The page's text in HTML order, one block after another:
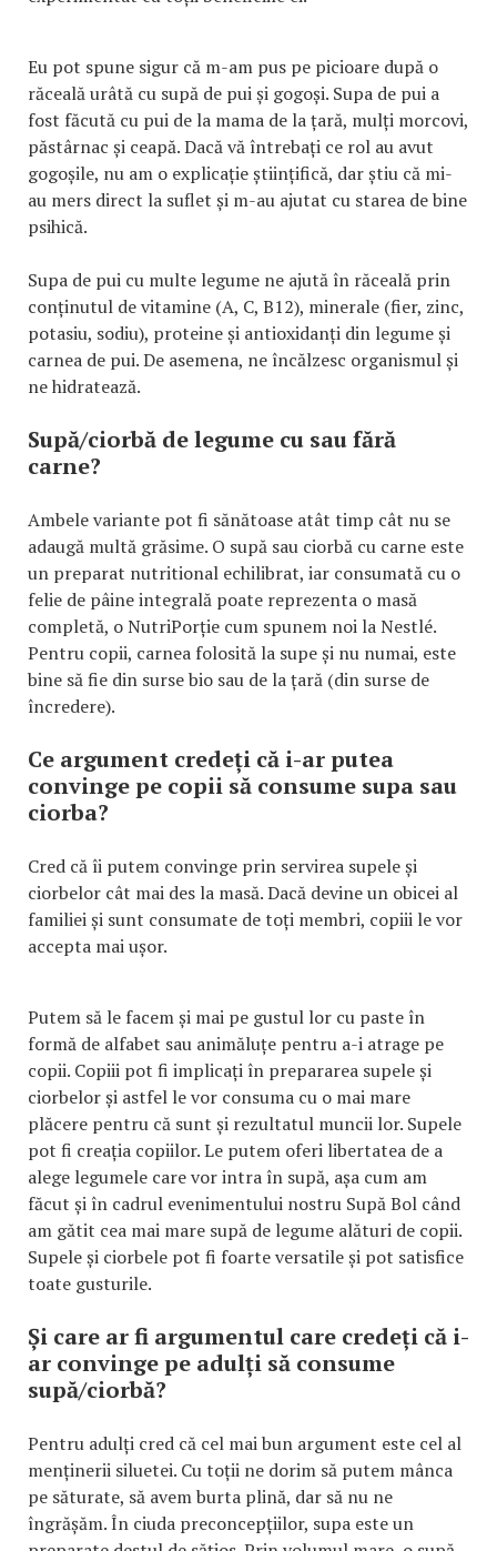
Eu pot spune sigur că m-am pus pe picioare după o
răceală urâtă cu supă de pui și gogoși. Supa de pui a
fost făcută cu pui de la mama de la țară, mulți morcovi,
păstârnac și ceapă. Dacă vă întrebați ce rol au avut
gogoșile, nu am o explicație științifică, dar știu că mi-
au mers direct la suflet și m-au ajutat cu starea de bine
psihică.
Supa de pui cu multe legume ne ajută în răceală prin
conținutul de vitamine (A, C, B12), minerale (fier, zinc,
potasiu, sodiu), proteine și antioxidanți din legume și
carnea de pui. De asemena, ne încălzesc organismul și
ne hidratează.
Supă/ciorbă de legume cu sau fără
carne?
Ambele variante pot fi sănătoase atât timp cât nu se
adaugă multă grăsime. O supă sau ciorbă cu carne este
un preparat nutritional echilibrat, iar consumată cu o
felie de pâine integrală poate reprezenta o masă
completă, o NutriPorție cum spunem noi la Nestlé.
Pentru copii, carnea folosită la supe și nu numai, este
bine să fie din surse bio sau de la țară (din surse de
încredere).
Ce argument credeți că i-ar putea
convinge pe copii să consume supa sau
ciorba?
Cred că îi putem convinge prin servirea supele și
ciorbelor cât mai des la masă. Dacă devine un obicei al
familiei și sunt consumate de toți membri, copiii le vor
accepta mai ușor.
Putem să le facem și mai pe gustul lor cu paste în
formă de alfabet sau animăluțe pentru a-i atrage pe
copii. Copiii pot fi implicați în prepararea supele și
ciorbelor și astfel le vor consuma cu o mai mare
plăcere pentru că sunt și rezultatul muncii lor. Supele
pot fi creația copiilor. Le putem oferi libertatea de a
alege legumele care vor intra în supă, așa cum am
făcut și în cadrul evenimentului nostru Supă Bol când
am gătit cea mai mare supă de legume alături de copii.
Supele și ciorbele pot fi foarte versatile și pot satisfice
toate gusturile.
Și care ar fi argumentul care credeți că i-
ar convinge pe adulți să consume
supă/ciorbă?
Pentru adulți cred că cel mai bun argument este cel al
menținerii siluetei. Cu toții ne dorim să putem mânca
pe săturate, să avem burta plină, dar să nu ne
îngrășăm. În ciuda preconcepțiilor, supa este un